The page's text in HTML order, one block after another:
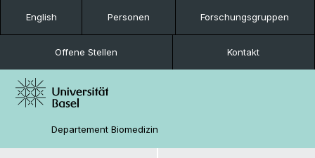
English Personen Forschungsgruppen
Offene Stellen Kontakt
Departement Biomedizin